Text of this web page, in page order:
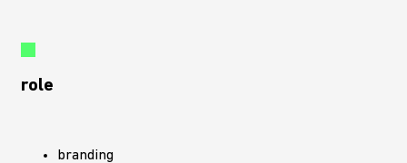
role
branding